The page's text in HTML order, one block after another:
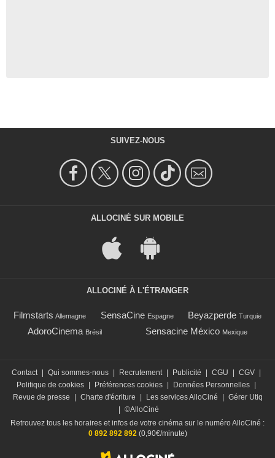
SUIVEZ-NOUS
ALLOCINÉ SUR MOBILE
ALLOCINÉ À L'ÉTRANGER
Filmstarts Allemagne SensaCine Espagne Beyazperde Turquie
AdoroCinema Brésil Sensacine México Mexique
Contact Qui sommes-nous Recrutement Publicité CGU CGV
Politique de cookies
Préférences cookies Données Personnelles
Revue de presse
Charte d'écriture Les services AlloCiné
Gérer Utiq
©AlloCiné
Retrouvez tous les horaires et infos de votre cinéma sur le numéro AlloCiné :
0 892 892 892(0,90€/minute)